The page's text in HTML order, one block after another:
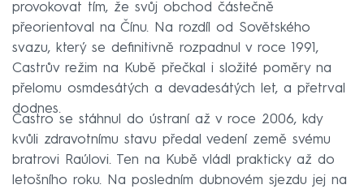
provokovat tím, že svůj obchod částečně
přeorientoval na Čínu. Na rozdíl od Sovětského
svazu, který se definitivně rozpadnul v roce 1991,
Castrův režim na Kubě přečkal i složité poměry na
přelomu osmdesátých a devadesátých let, a přetrval
dodnes.
Castro se stáhnul do ústraní až v roce 2006, kdy
kvůli zdravotnímu stavu předal vedení země svému
bratrovi Raúlovi. Ten na Kubě vládl prakticky až do
letošního roku. Na posledním dubnovém sjezdu jej na